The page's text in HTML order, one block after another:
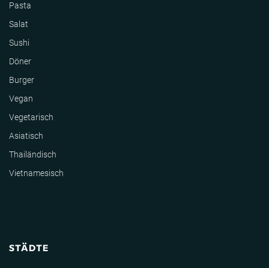
Pasta
Salat
Sushi
Döner
Burger
Vegan
Vegetarisch
Asiatisch
Thailändisch
Vietnamesisch
STÄDTE